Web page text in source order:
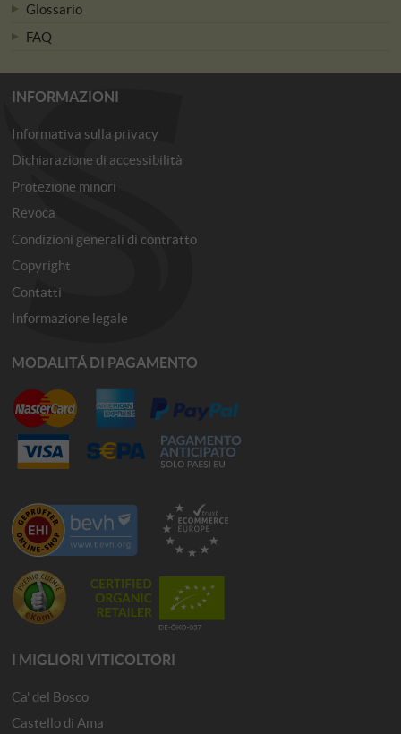
Glossario
FAQ
INFORMAZIONI
Informativa sulla privacy
Dichiarazione di accessibilità
Protezione minori
Revoca
Condizioni generali di contratto
Copyright
Contatti
Informazione legale
MODALITÁ DI PAGAMENTO
I MIGLIORI VITICOLTORI
Ca' del Bosco
Castello di Ama